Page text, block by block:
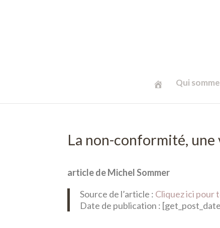
Qui
La non-conformité,
article de Michel Sommer
Source de l’article : Cliquez ici pour
Date de publication :